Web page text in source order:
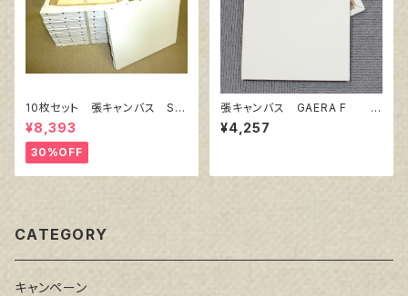
10枚セット 張キャンバス Sn
owWhite SPC（綿・ポリエステ
ル）F6 410㎜×318㎜
¥8,393
30%OFF
張キャンバス GAERA F 1
5号
¥4,257
CATEGORY
キャンペーン